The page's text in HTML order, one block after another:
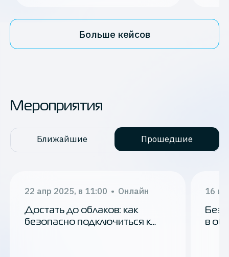
Больше кейсов
Мероприятия
Ближайшие Прошедшие
22 апр 2025, в 11:00 • Онлайн
Достать до облаков: как
безопасно подключиться к
16
в